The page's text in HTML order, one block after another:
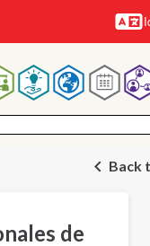
Back
de